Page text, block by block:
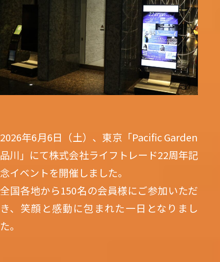
2026年6月6日（土）、東京「Pacific Garden
品川」にて株式会社ライフトレード22周年記
念イベントを開催しました。
全国各地から150名の会員様にご参加いただ
き、笑顔と感動に包まれた一日となりまし
た。